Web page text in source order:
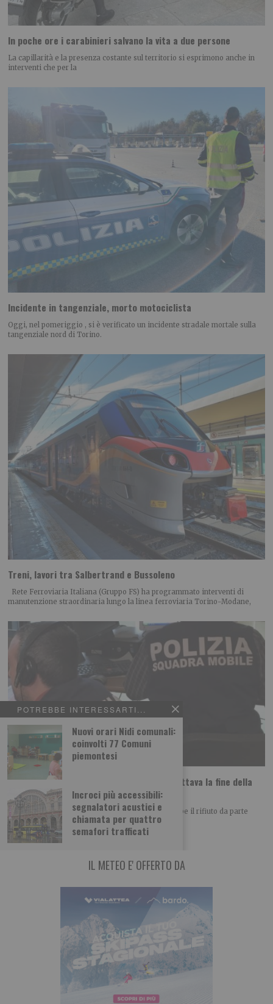
POTREBBE INTERESSARTI...
Nuovi orari Nidi comunali:
coinvolti 77 Comuni
piemontesi
Incroci più accessibili:
segnalatori acustici e
chiamata per quattro
semafori trafficati
In poche ore i carabinieri salvano la vita a due persone
La capillarità e la presenza costante sul territorio si esprimono anche in
interventi che per la
Incidente in tangenziale, morto motociclista
Oggi, nel pomeriggio , si è verificato un incidente stradale mortale sulla
tangenziale nord di Torino.
Treni, lavori tra Salbertrand e Bussoleno
Rete Ferroviaria Italiana (Gruppo FS) ha programmato interventi di
manutenzione straordinaria lungo la linea ferroviaria Torino-Modane,
Daniela Florea: uccisa dall’ex che non accettava la fine della
relazione?
Il movente dell’assassinio di Daniela Florea sarebbe il rifiuto da parte
dell’uomo della fine della relazione.
IL METEO E' OFFERTO DA